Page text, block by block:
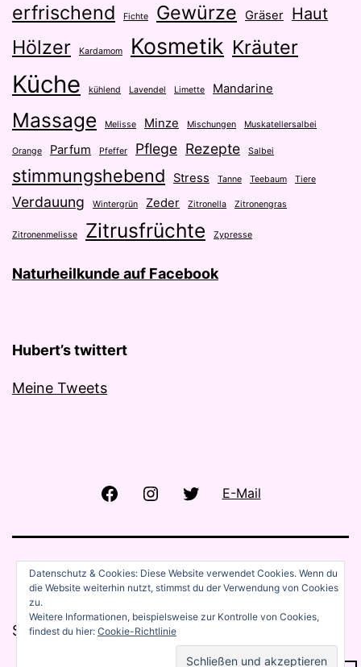
erfrischend Fichte Gewürze Gräser Haut
Hölzer Kardamom Kosmetik Kräuter
Küche kühlend Lavendel Limette Mandarine
Massage Melisse Minze Mischungen Muskatellersalbei
Orange Parfum Pfeffer Pflege Rezepte Salbei
stimmungshebend Stress Tanne Teebaum Tiere
Verdauung Wintergrün Zeder Zitronella Zitronengras
Zitronenmelisse Zitrusfrüchte Zypresse
Naturheilkunde auf Facebook
Hubert’s twittert
Meine Tweets
FacebookInstagramTwitter
E-Mail
Stolz präsentiert vonWordPress
Datenschutz & Cookies: Diese Website verwendet Cookies. Wenn du
die Website weiterhin nutzt, stimmst du der Verwendung von Cookies
zu.
Weitere Informationen, beispielsweise zur Kontrolle von Cookies,
findest du hier: Cookie-Richtlinie